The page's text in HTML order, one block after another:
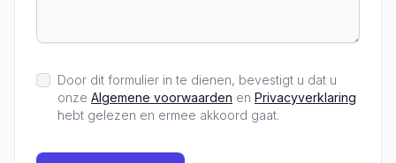
Door dit formulier in te dienen, bevestigt u dat u
onze Algemene voorwaarden en Privacyverklaring
hebt gelezen en ermee akkoord gaat.